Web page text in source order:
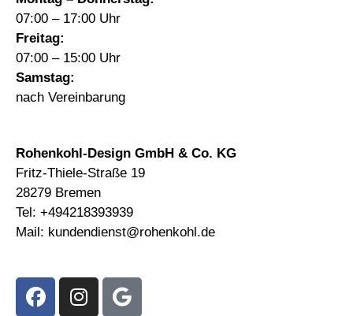
07:00 – 17:00 Uhr
Freitag:
07:00 – 15:00 Uhr
Samstag:
nach Vereinbarung
Rohenkohl-Design GmbH & Co. KG
Fritz-Thiele-Straße 19
28279 Bremen
Tel: +494218393939
Mail: kundendienst@rohenkohl.de